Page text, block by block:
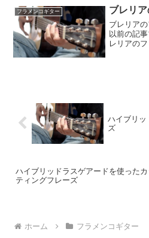
de Sole...
フラメンコギター ブレリ
ブレリア
以前の記
レリアの
ハイブリッ
ズ
ハイブリッドラスゲアードを使ったカ
ティングフレーズ
ホーム フラメンコギター